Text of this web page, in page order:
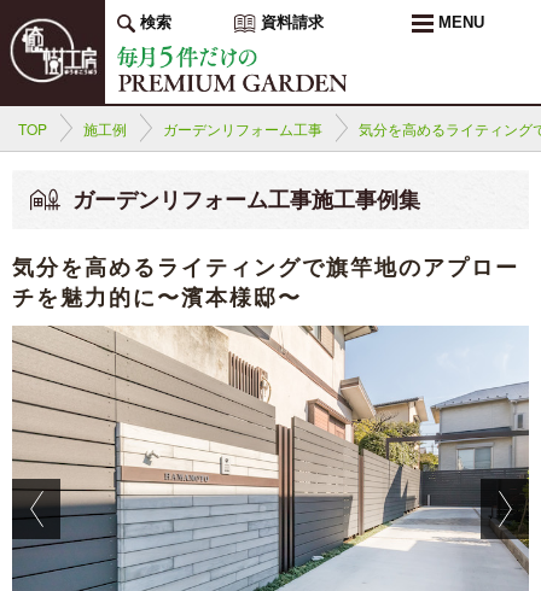
検索 資料請求 MENU
TOP 施工例 ガーデンリフォーム工事 気分を高めるライティング
ガーデンリフォーム工事施工事例集
気分を高めるライティングで旗竿地のアプロー
チを魅力的に〜濱本様邸〜